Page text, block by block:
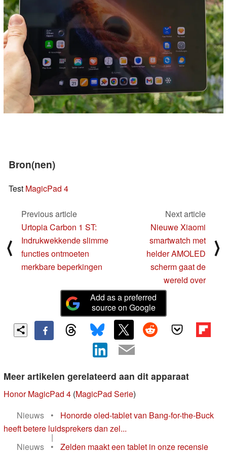
Bron(nen)
Test MagicPad 4
⟨
Previous article
Urtopia Carbon 1 ST:
Indrukwekkende slimme
functies ontmoeten
merkbare beperkingen
Next article
Nieuwe Xiaomi
smartwatch met
helder AMOLED
scherm gaat de
wereld over
⟩
Add as a preferred
source on Google
Meer artikelen gerelateerd aan dit apparaat
Honor MagicPad 4 (MagicPad Serie)
Nieuws
•
Honorde oled-tablet van Bang-for-the-Buck
heeft betere luidsprekers dan zel...
|
Nieuws
•
Zelden maakt een tablet in onze recensie